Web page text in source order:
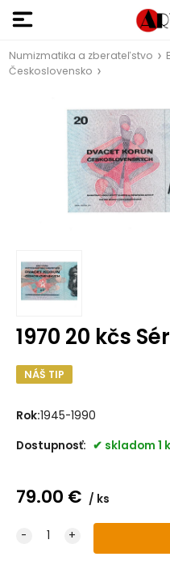
Numizmatika a zberateľstvo
Československo
1970 20 kčs
NÁŠ TIP
Rok:1945-1990
Dostupnosť:
skladom 1
79.00 € ks